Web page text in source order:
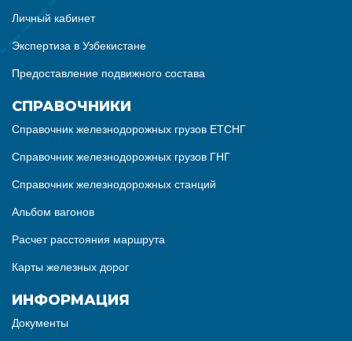
Личный кабинет
Экспертиза в Узбекистане
Предоставление подвижного состава
СПРАВОЧНИКИ
Справочник железнодорожных грузов ЕТСНГ
Справочник железнодорожных грузов ГНГ
Справочник железнодорожных станций
Альбом вагонов
Расчет расстояния маршрута
Карты железных дорог
ИНФОРМАЦИЯ
Документы